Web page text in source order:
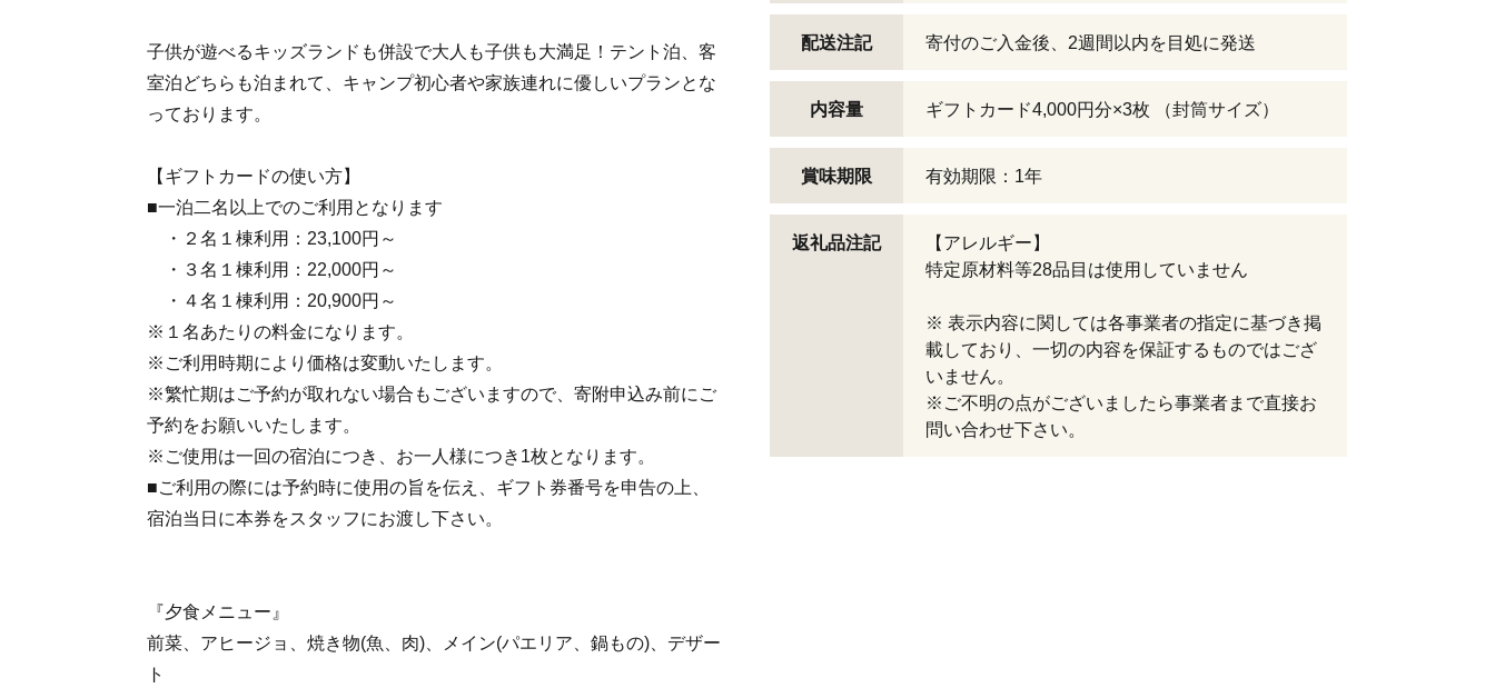
子供が遊べるキッズランドも併設で大人も子供も大満足！テント泊、客
室泊どちらも泊まれて、キャンプ初心者や家族連れに優しいプランとな
っております。
【ギフトカードの使い方】
■一泊二名以上でのご利用となります
・２名１棟利用：23,100円～
・３名１棟利用：22,000円～
・４名１棟利用：20,900円～
※１名あたりの料金になります。
※ご利用時期により価格は変動いたします。
※繁忙期はご予約が取れない場合もございますので、寄附申込み前にご
予約をお願いいたします。
※ご使用は一回の宿泊につき、お一人様につき1枚となります。
■ご利用の際には予約時に使用の旨を伝え、ギフト券番号を申告の上、
宿泊当日に本券をスタッフにお渡し下さい。
『夕食メニュー』
前菜、アヒージョ、焼き物(魚、肉)、メイン(パエリア、鍋もの)、デザー
ト
配送注記 寄付のご入金後、2週間以内を目処に発送
内容量 ギフトカード4,000円分×3枚 （封筒サイズ）
賞味期限 有効期限：1年
返礼品注記
【アレルギー】
特定原材料等28品目は使用していません
※ 表示内容に関しては各事業者の指定に基づき掲
載しており、一切の内容を保証するものではござ
いません。
※ご不明の点がございましたら事業者まで直接お
問い合わせ下さい。